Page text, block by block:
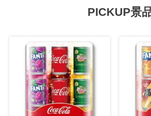
PICKUP景